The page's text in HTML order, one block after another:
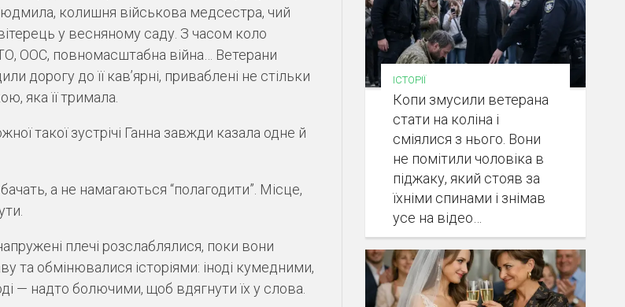
колишня військова медсестра, чий
у весняному саду. З часом коло
ООС, повномасштабна війна… Ветерани
дорогу до її кав’ярні, приваблені не стільки
яка її тримала.
такої зустрічі Ганна завжди казала одне й
а не намагаються “полагодити”. Місце,
плечі розслаблялися, поки вони
та обмінювалися історіями: іноді кумедними,
— надто болючими, щоб вдягнути їх у слова.
ІСТОРІЇ
Копи змусили ветерана
стати на коліна і
сміялися з нього. Вони
не помітили чоловіка в
піджаку, який стояв за
їхніми спинами і знімав
усе на відео…